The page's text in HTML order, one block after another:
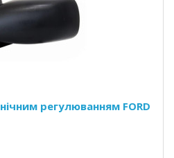
регулюванням FORD